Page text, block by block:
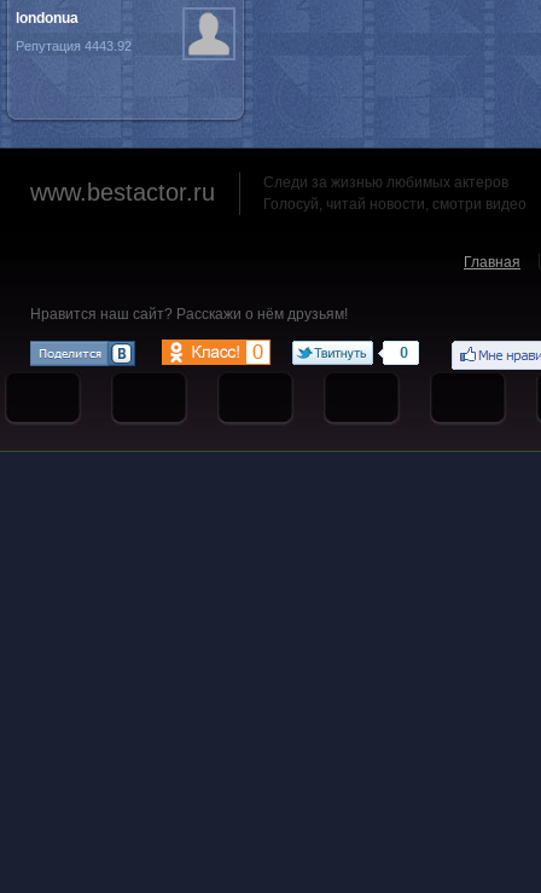
londonua
Репутация 4443.92
www.bestactor.ru
Следи за жизнью любимых актеров
Голосуй, читай новости, смотри видео
Главная
Нравится наш сайт? Расскажи о нём друзьям!